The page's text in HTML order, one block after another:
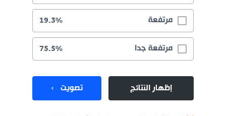
مرتفعة 19.3%
مرتفعة جدا 75.5%
إظهار النتائج تصويت